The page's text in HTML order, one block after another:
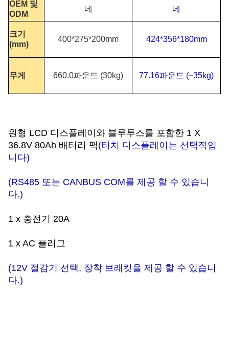
OEM 및
ODM
네 네
크기
(mm)
400*275*200mm 424*356*180mm
무게 660.0파운드 (30kg) 77.16파운드 (~35kg)
원형 LCD 디스플레이와 블루투스를 포함한 1 X
36.8V 80Ah 배터리 팩(터치 디스플레이는 선택적입
니다)
(RS485 또는 CANBUS COM를 제공 할 수 있습니
다.)
1 x 충전기 20A
1 x AC 플러그
(12V 절감기 선택, 장착 브래킷을 제공 할 수 있습니
다.)